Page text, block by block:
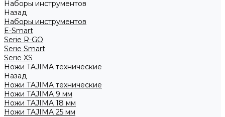
Наборы инструментов
Назад
Наборы инструментов
E-Smart
Serie R-GO
Serie Smart
Serie XS
Ножи TAJIMA технические
Назад
Ножи TAJIMA технические
Ножи TAJIMA 9 мм
Ножи TAJIMA 18 мм
Ножи TAJIMA 25 мм